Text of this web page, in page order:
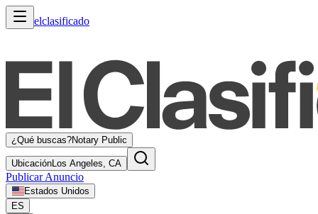
elclasificado
¿Qué buscas?Notary Public
UbicaciónLos Angeles, CA
Publicar Anuncio
Estados Unidos
ES